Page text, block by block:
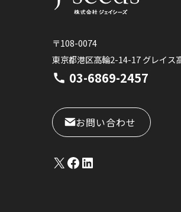
〒108-0074
東京都港区高輪2-14-17 グレイス
03-6869-2457
お問い合わせ
X Facebook
LinkedIn